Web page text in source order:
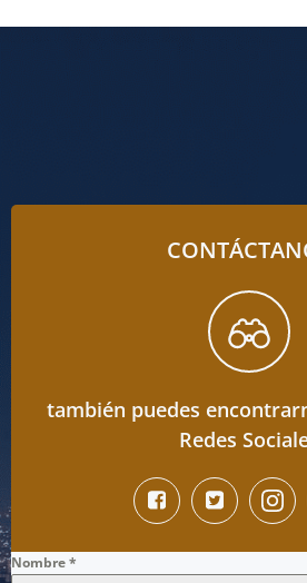
también puedes
Redes
Nombre*